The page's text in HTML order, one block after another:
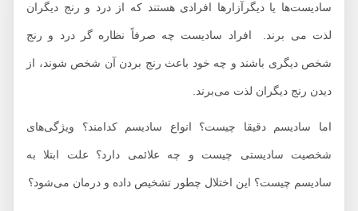
سادیستی
اختلال سادیسم جنسی
درمان اختلال شخصیت
چه کسی کمک بگیریم؟
سادیست‌ها یا دیگرآزارها افرادی هستند که از درد و رنج دیگران
لذت می برند. افراد سادیست چه صرفاً نظاره گر درد و رنج
شخص دیگری باشند و چه خود باعث رنج بردن آن شخص شوند، از
دیدن رنج دیگران لذت می‌برند.
اما سادیسم دقیقا چیست؟ انواع سادیسم کدامند؟ ویژگی‌های
شخصیت سادیستی چیست و چه علائمی دارد؟ علت ابتلا به
سادیسم چیست؟ این اختلال چطور تشخیص داده و درمان می‌شود؟